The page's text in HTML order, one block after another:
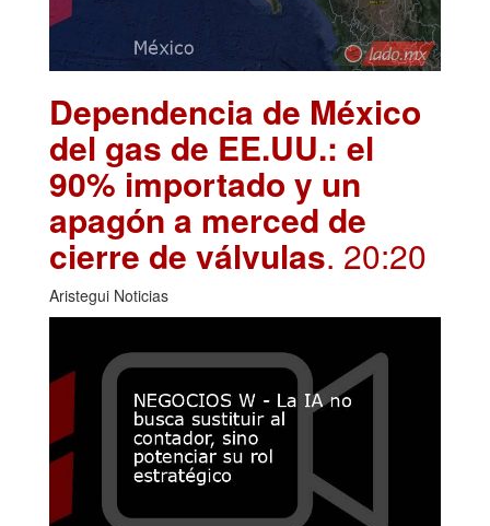
Dependencia de México
del gas de EE.UU.: el
90% importado y un
apagón a merced de
cierre de válvulas. 20:20
Aristegui Noticias